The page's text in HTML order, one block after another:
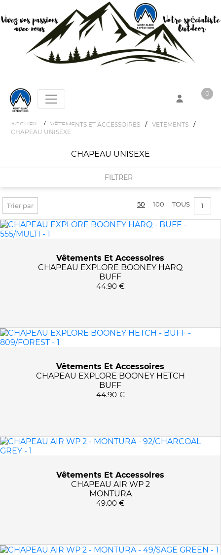
0
ACCUEIL / VÊTEMENTS ET ACCESSOIRES / VETEMENTS /
CHAPEAU UNISEXE
CHAPEAU UNISEXE
FILTRER
FILTRER PAR
MARQUES
49/SAGE GREEN
92/CHARCOAL GREY
Trier par 50 100 TOUS 1
Vêtements Et Accessoires
CHAPEAU EXPLORE BOONEY HARQ
BUFF
44.90 €
Vêtements Et Accessoires
CHAPEAU EXPLORE BOONEY HETCH
BUFF
44.90 €
Vêtements Et Accessoires
CHAPEAU AIR WP 2
MONTURA
49.00 €